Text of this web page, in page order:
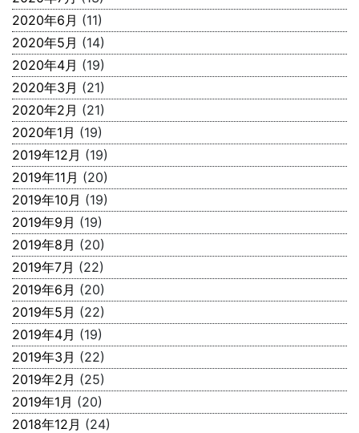
2020年6月 (11)
2020年5月 (14)
2020年4月 (19)
2020年3月 (21)
2020年2月 (21)
2020年1月 (19)
2019年12月 (19)
2019年11月 (20)
2019年10月 (19)
2019年9月 (19)
2019年8月 (20)
2019年7月 (22)
2019年6月 (20)
2019年5月 (22)
2019年4月 (19)
2019年3月 (22)
2019年2月 (25)
2019年1月 (20)
2018年12月 (24)